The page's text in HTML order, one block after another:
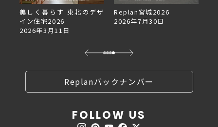
Replan宮城2026
2026年7月30日
Replan北海道VOL.153
2026年6月27日
Replanバックナンバー
FOLLOW US